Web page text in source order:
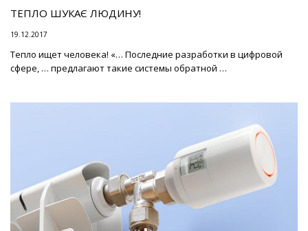
ТЕПЛО ШУКАЄ ЛЮДИНУ!
19.12.2017
Тепло ищет человека! «… Последние разработки в цифровой
сфере, … предлагают такие системы обратной …